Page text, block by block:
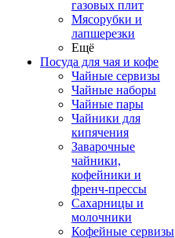
газовых плит
Мясорубки и
лапшерезки
Ещё
Посуда для чая и кофе
Чайные сервизы
Чайные наборы
Чайные пары
Чайники для
кипячения
Заварочные
чайники,
кофейники и
френч-прессы
Сахарницы и
молочники
Кофейные сервизы